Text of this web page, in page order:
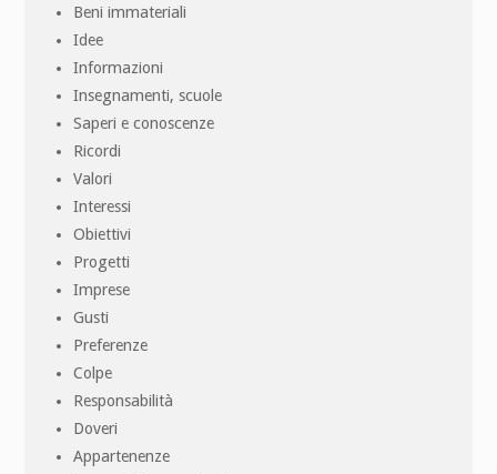
Beni immateriali
Idee
Informazioni
Insegnamenti, scuole
Saperi e conoscenze
Ricordi
Valori
Interessi
Obiettivi
Progetti
Imprese
Gusti
Preferenze
Colpe
Responsabilità
Doveri
Appartenenze